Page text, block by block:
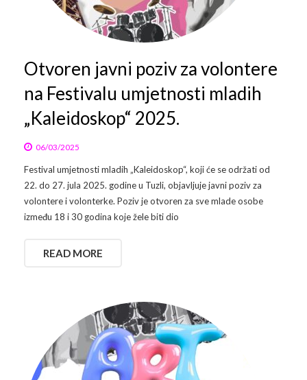
Video 2013
Video 2014
Video 2015
Video 2016
Video 2017
Video 2018
Galerija 2012
Galerija 2013
Galerija 2014
Galerija 2015
Galerija 2016
Galerija 2017
Galerija 2022
Galerija 2023
Otvoren javni poziv za volontere
na Festivalu umjetnosti mladih
„Kaleidoskop“ 2025.
06/03/2025
Festival umjetnosti mladih „Kaleidoskop“, koji će se održati od
22. do 27. jula 2025. godine u Tuzli, objavljuje javni poziv za
volontere i volonterke. Poziv je otvoren za sve mlade osobe
između 18 i 30 godina koje žele biti dio
READ MORE